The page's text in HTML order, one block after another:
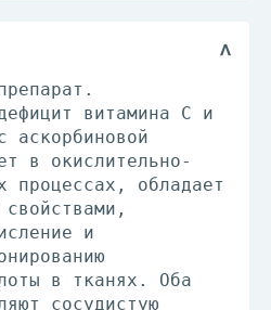
витамина С и
в окислительно-
процессах, обладает
свойствами,
и
в тканях. Оба
сосудистую